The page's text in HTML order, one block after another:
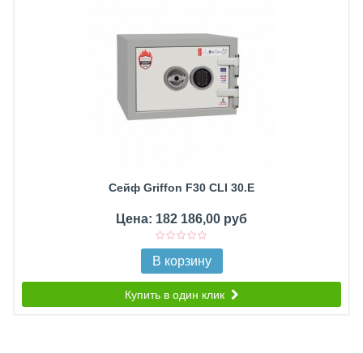
Сейф Griffon F30 CLI 30.E
Цена: 182 186,00 руб
В корзину
Купить в один клик